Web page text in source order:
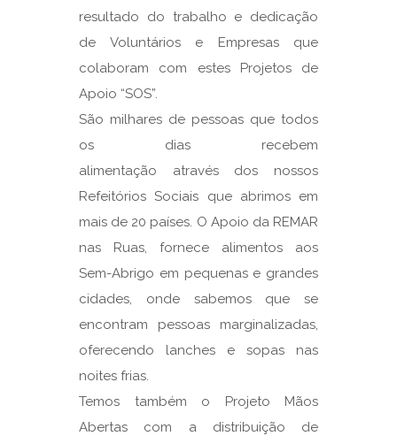
resultado do trabalho e dedicação
de Voluntários e Empresas que
colaboram com estes Projetos de
Apoio “SOS”.
São milhares de pessoas que todos
os dias recebem
alimentação através dos nossos
Refeitórios Sociais que abrimos em
mais de 20 países. O Apoio da REMAR
nas Ruas, fornece alimentos aos
Sem-Abrigo em pequenas e grandes
cidades, onde sabemos que se
encontram pessoas marginalizadas,
oferecendo lanches e sopas nas
noites frias.
Temos também o Projeto Mãos
Abertas com a distribuição de